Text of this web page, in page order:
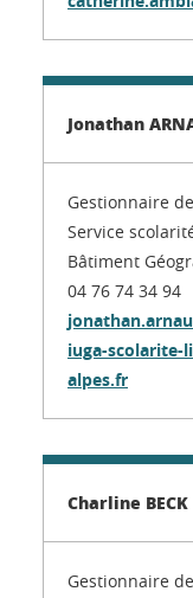
Jonathan
Gestionnaire
Service
Bâtiment
04 76 74 34 94
iuga-scolarite-
alpes.fr
Charline BECK
Gestionnaire